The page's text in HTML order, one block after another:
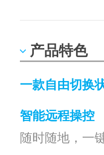
产品特色
一款自由切换
智能远程操控
随时随地，一